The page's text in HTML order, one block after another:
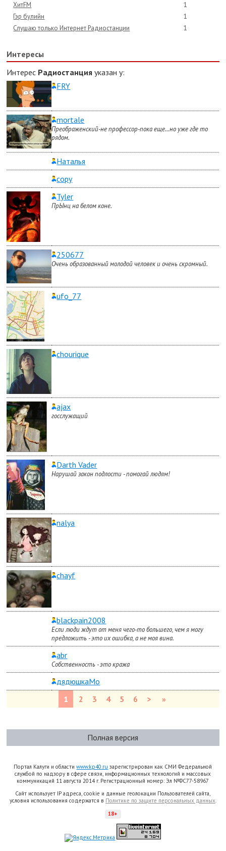
ХитFM
1
Гэр булийн
1
Слушаю только Интернет Радиостанции
1
Интересы
Интерес Радиостанция указан у:
FRY
mortale
Преображенский-не профессор-пока еще...но уже где то
рядом.
Наталья
copy
Tyler
ПрЫнц на белом коне.
250677
Очень образованный молодой человек и очень скромный.
ufo_77
chourique
ajax
госслужащий
Darth Vader
Нарушай закон подлости - помогай людям!
nalya
chayf
blackpain2008
Если люди ждут от меня чего-то большего, чем я могу
предложить - это их ошибка, а не моя вина.
abr
Собственность - это кража
дядюшкаМо
1
2 3 4 5 6 > »
Полная версия
Портал Калуги и областиwww.kp40.ru зарегистрирован как СМИ Федеральной
службой по надзору в сфере связи, информационных технологий и массовых
коммуникаций 11 августа 2014 г. Регистрационный номер: Эл №ФС77-58967
Сайт использует IP адреса, cookie и данные геолокации Пользователей сайта,
условия использования содержатся в Политике по защите персональных данных.
18+